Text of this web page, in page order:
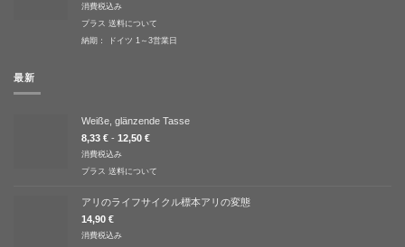
消費税込み
プラス 送料について
納期：
ドイツ 1～3営業日
最新
Weiße, glänzende Tasse
8,33 € - 12,50 €
消費税込み
プラス 送料について
アリのライフサイクル標本アリの変態
14,90 €
消費税込み